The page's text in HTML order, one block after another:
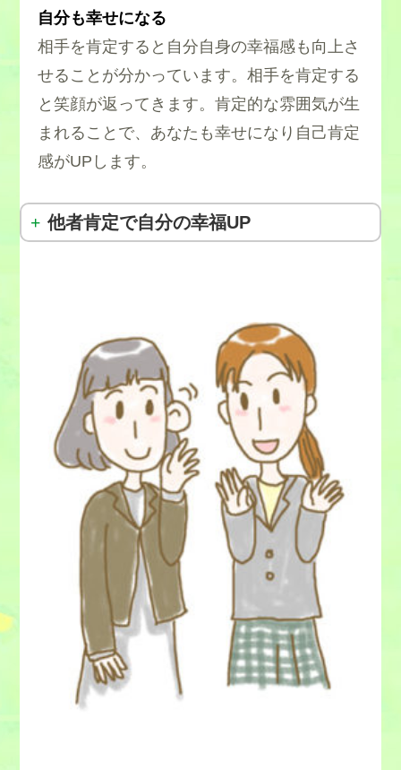
自分も幸せになる
相手を肯定すると自分自身の幸福感も向上さ
せることが分かっています。相手を肯定する
と笑顔が返ってきます。肯定的な雰囲気が生
まれることで、あなたも幸せになり自己肯定
感がUPします。
他者肯定で自分の幸福UP